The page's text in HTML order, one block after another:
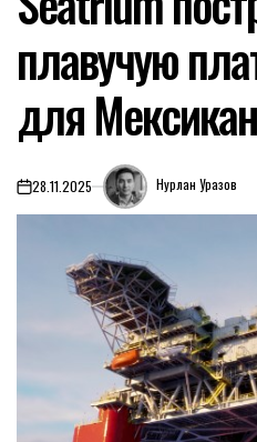
плавучую
для
on28.11.2025 Нурлан Уразов